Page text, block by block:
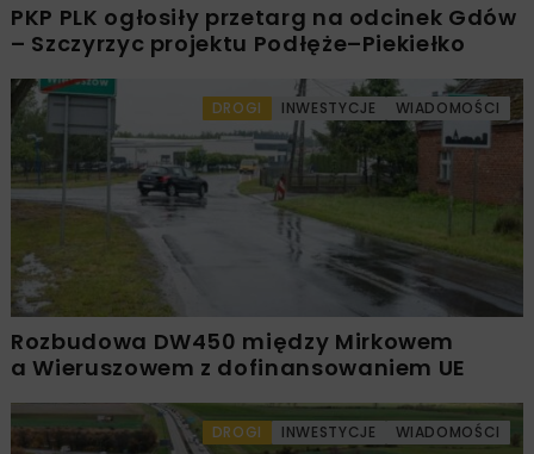
PKP PLK ogłosiły przetarg na odcinek Gdów
– Szczyrzyc projektu Podłęże–Piekiełko
DROGI INWESTYCJE WIADOMOŚCI
Rozbudowa DW450 między Mirkowem
a Wieruszowem z dofinansowaniem UE
DROGI INWESTYCJE WIADOMOŚCI